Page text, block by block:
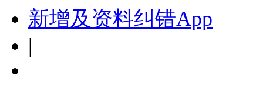
新增及资料纠错App
|